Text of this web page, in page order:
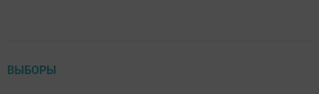
ВЫБОРЫ